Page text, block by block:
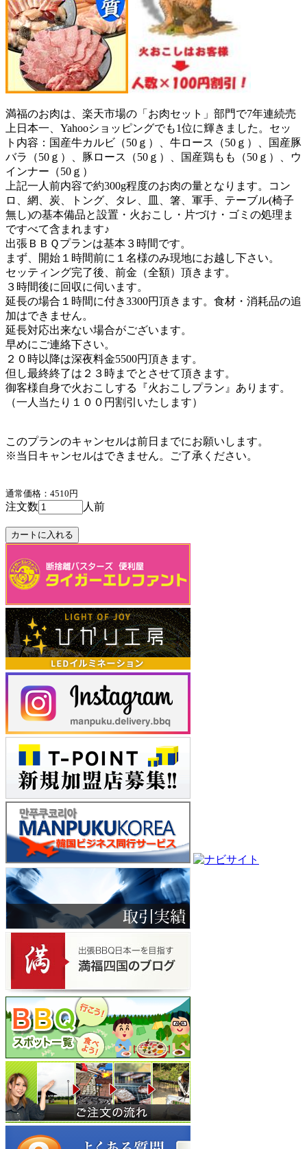
満福のお肉は、楽天市場の「お肉セット」部門で7年連続売
上日本一、Yahooショッピングでも1位に輝きました。セッ
ト内容：国産牛カルビ（50ｇ）、牛ロース（50ｇ）、国産豚
バラ（50ｇ）、豚ロース（50ｇ）、国産鶏もも（50ｇ）、ウ
インナー（50ｇ）
上記一人前内容で約300g程度のお肉の量となります。コン
ロ、網、炭、トング、タレ、皿、箸、軍手、テーブル(椅子
無し)の基本備品と設置・火おこし・片づけ・ゴミの処理ま
ですべて含まれます♪
出張ＢＢＱプランは基本３時間です。
まず、開始１時間前に１名様のみ現地にお越し下さい。
セッティング完了後、前金（全額）頂きます。
３時間後に回収に伺います。
延長の場合１時間に付き3300円頂きます。食材・消耗品の追
加はできません。
延長対応出来ない場合がございます。
早めにご連絡下さい。
２０時以降は深夜料金5500円頂きます。
但し最終終了は２３時までとさせて頂きます。
御客様自身で火おこしする『火おこしプラン』あります。
（一人当たり１００円割引いたします）
このプランのキャンセルは前日までにお願いします。
※当日キャンセルはできません。ご了承ください。
通常価格：4510円
注文数 人前